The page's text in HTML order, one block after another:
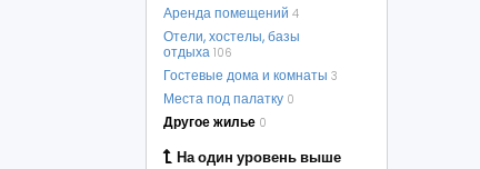
Аренда помещений 4
Отели, хостелы, базы
отдыха 106
Гостевые дома и комнаты 3
Места под палатку 0
Другое жилье 0
На один уровень выше